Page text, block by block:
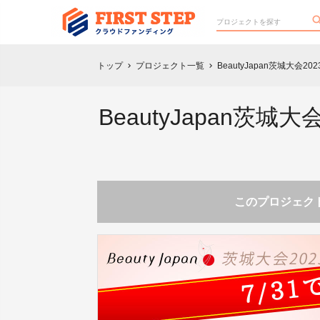
トップ chevron_right プロジェクト一覧 chevron_right BeautyJapan茨城大会
BeautyJapan茨城大
このプロジェク